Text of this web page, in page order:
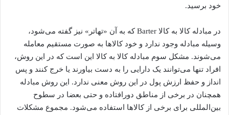
خود برسید.
در مبادله کالا به کالا Barter که به آن «تهاتر» نیز گفته می‌شود،
وسیله مبادله وجود ندارد و خود کالا‌ها به صورت مستقیم معامله
می‌شوند. مشکل سوم مبادله کالا به کالا این است که در این روش،
افراد تنها می‌توانند یک دارایی را به دست بیاورند یا خرج کنند و پس
انداز و حفظ ارزش پول در این روش معنی ندارد. این روش مبادله
همچنان در برخی از مناطق دورافتاده و حتی بعضا در سطوح
بین‌المللی برای برخی از کالا‌ها استفاده می‌شود. مجموع مشکلات